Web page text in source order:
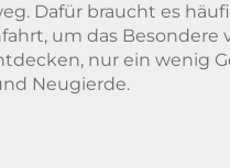
Dafür braucht es
um das Besondere
nur ein wenig
Neugierde.